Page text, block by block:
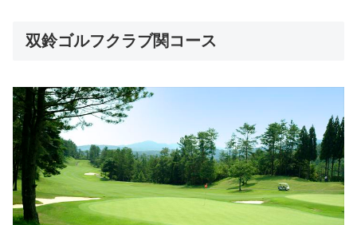
双鈴ゴルフクラブ関コース